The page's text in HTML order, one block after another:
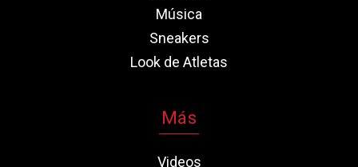
Música
Sneakers
Look de Atletas
Más
Videos